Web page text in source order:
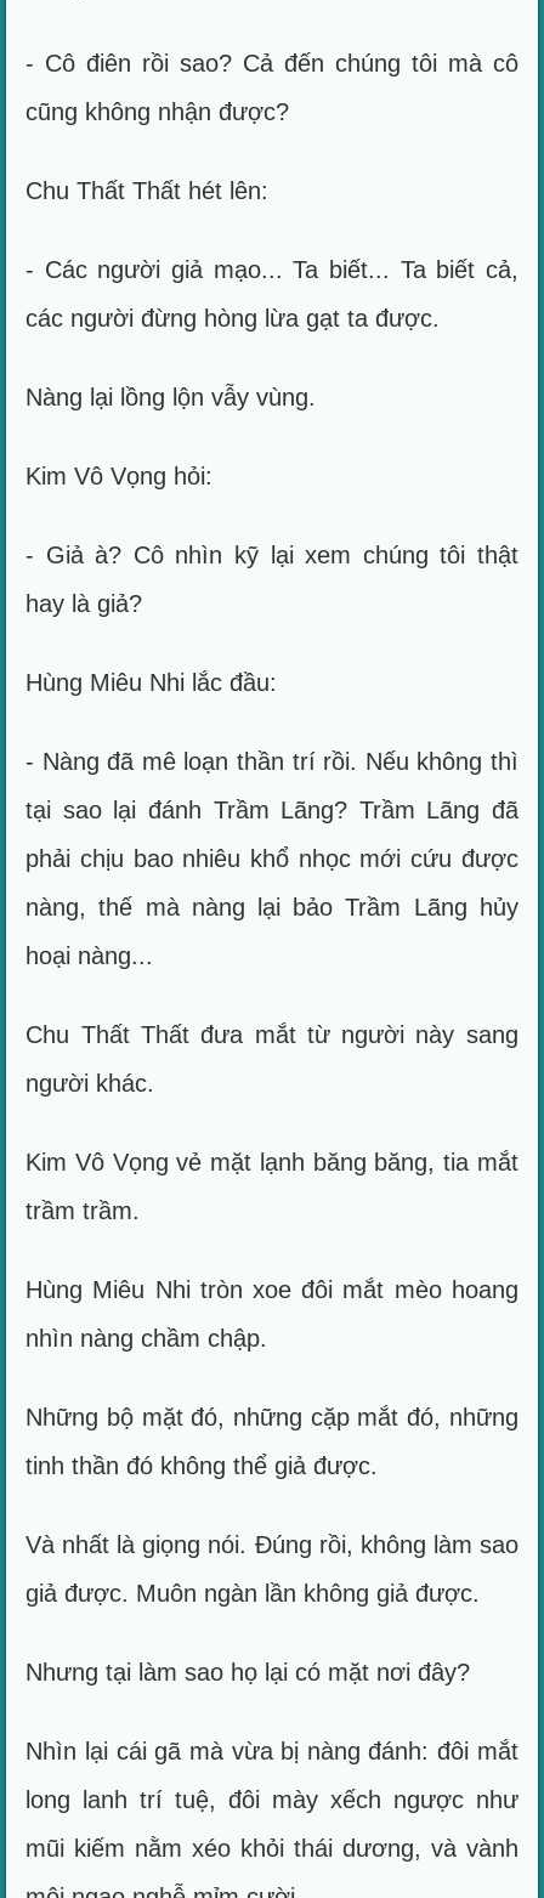
- Cô điên rồi sao? Cả đến chúng tôi mà cô
cũng không nhận được?
Chu Thất Thất hét lên:
- Các người giả mạo... Ta biết... Ta biết cả,
các người đừng hòng lừa gạt ta được.
Nàng lại lồng lộn vẫy vùng.
Kim Vô Vọng hỏi:
- Giả à? Cô nhìn kỹ lại xem chúng tôi thật
hay là giả?
Hùng Miêu Nhi lắc đầu:
- Nàng đã mê loạn thần trí rồi. Nếu không thì
tại sao lại đánh Trầm Lãng? Trầm Lãng đã
phải chịu bao nhiêu khổ nhọc mới cứu được
nàng, thế mà nàng lại bảo Trầm Lãng hủy
hoại nàng...
Chu Thất Thất đưa mắt từ người này sang
người khác.
Kim Vô Vọng vẻ mặt lạnh băng băng, tia mắt
trầm trầm.
Hùng Miêu Nhi tròn xoe đôi mắt mèo hoang
nhìn nàng chầm chập.
Những bộ mặt đó, những cặp mắt đó, những
tinh thần đó không thể giả được.
Và nhất là giọng nói. Đúng rồi, không làm sao
giả được. Muôn ngàn lần không giả được.
Nhưng tại làm sao họ lại có mặt nơi đây?
Nhìn lại cái gã mà vừa bị nàng đánh: đôi mắt
long lanh trí tuệ, đôi mày xếch ngược như
mũi kiếm nằm xéo khỏi thái dương, và vành